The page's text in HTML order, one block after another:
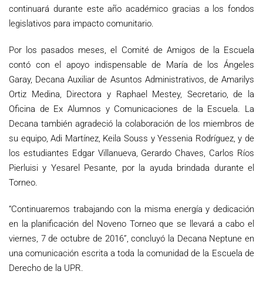
continuará durante este año académico gracias a los fondos
legislativos para impacto comunitario.
Por los pasados meses, el Comité de Amigos de la Escuela
contó con el apoyo indispensable de María de los Ángeles
Garay, Decana Auxiliar de Asuntos Administrativos, de Amarilys
Ortiz Medina, Directora y Raphael Mestey, Secretario, de la
Oficina de Ex Alumnos y Comunicaciones de la Escuela. La
Decana también agradeció la colaboración de los miembros de
su equipo, Adi Martínez, Keila Souss y Yessenia Rodríguez, y de
los estudiantes Edgar Villanueva, Gerardo Chaves, Carlos Ríos
Pierluisi y Yesarel Pesante, por la ayuda brindada durante el
Torneo.
“Continuaremos trabajando con la misma energía y dedicación
en la planificación del Noveno Torneo que se llevará a cabo el
viernes, 7 de octubre de 2016”, concluyó la Decana Neptune en
una comunicación escrita a toda la comunidad de la Escuela de
Derecho de la UPR.